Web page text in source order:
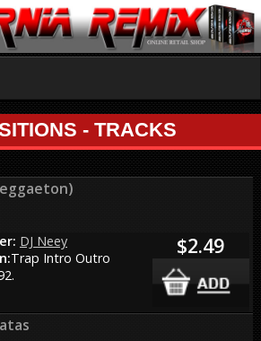
- TRACKS
DJ Neey
Trap Intro Outro
$2.49